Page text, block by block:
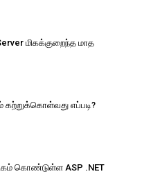
மிகக்குறைந்த மாத
கற்றுக்கொள்வது எப்படி?
கொண்டுள்ள ASP .NET